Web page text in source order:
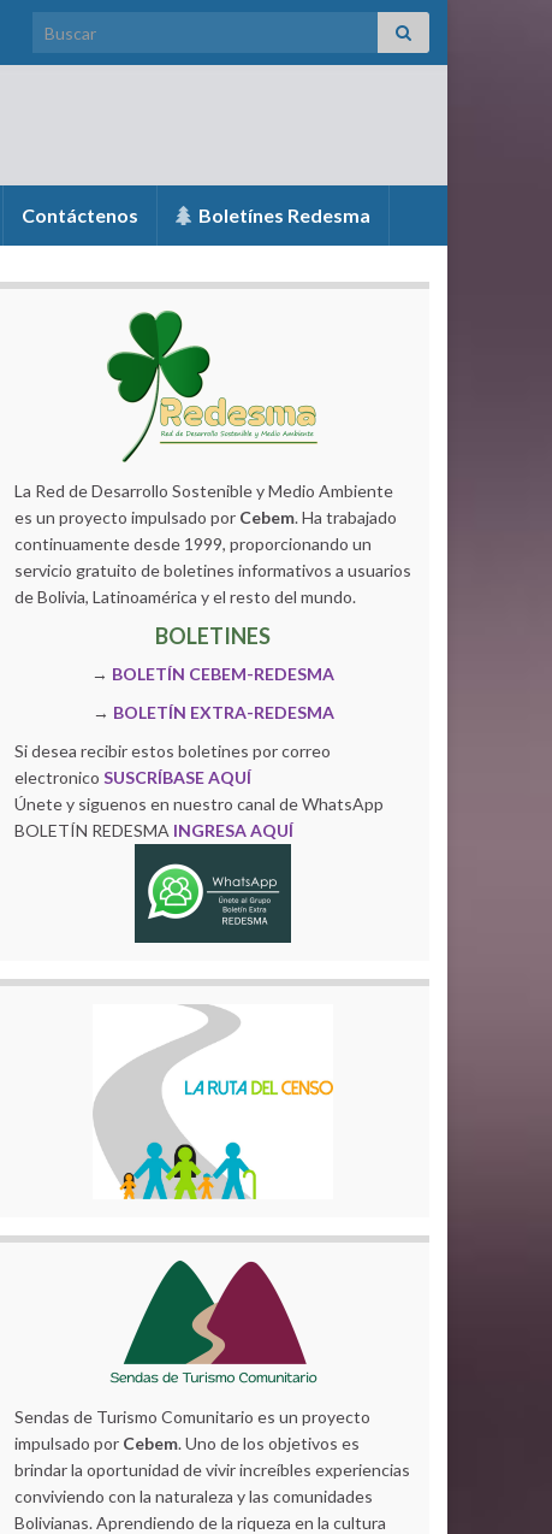
Search for:
Contáctenos Boletínes Redesma
La Red de Desarrollo Sostenible y Medio Ambiente
es un proyecto impulsado por Cebem. Ha trabajado
continuamente desde 1999, proporcionando un
servicio gratuito de boletines informativos a usuarios
de Bolivia, Latinoamérica y el resto del mundo.
BOLETINES
→ BOLETÍN CEBEM-REDESMA
→ BOLETÍN EXTRA-REDESMA
Si desea recibir estos boletines por correo
electronico SUSCRÍBASE AQUÍ
Únete y siguenos en nuestro canal de WhatsApp
BOLETÍN REDESMA INGRESA AQUÍ
Sendas de Turismo Comunitario es un proyecto
impulsado por Cebem. Uno de los objetivos es
brindar la oportunidad de vivir increíbles experiencias
conviviendo con la naturaleza y las comunidades
Bolivianas. Aprendiendo de la riqueza en la cultura